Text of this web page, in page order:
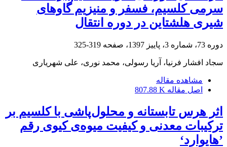
سرمی کلسیم، فسفر و منیزیم گاوهای
شیری هلشتاین در دوره انتقال
دوره 73، شماره 3، پاییز 1397، صفحه 319-325
سجاد افشار فرنیا، آریا رسولی، محمد نوری، علی شهریاری
مشاهده مقاله
اصل مقاله 807.88 K
اثر هرس تابستانه و محلول‌پاشی با کلسیم بر
ترکیبات معدنی و کیفیت میوه‌ی کیوی رقم
’هایوارد‘